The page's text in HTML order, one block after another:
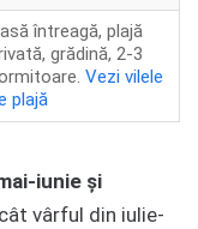
întreagă, plajă
grădină, 2-3
Vezi vilele
plajă
iunie și
vârful din iulie-